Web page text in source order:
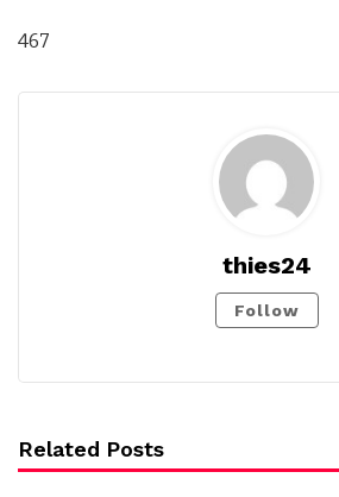
467
thies24
Follow
Related Posts